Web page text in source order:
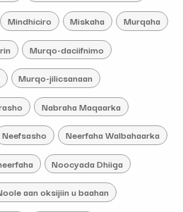
Mindhiciro Miskaha Murqaha
Murqo-daciifnimo
Murqo-jilicsanaan
Nabraha Maqaarka
Neefsasho Neerfaha Walbahaarka
Noocyada Dhiiga
aan oksijiin u baahan